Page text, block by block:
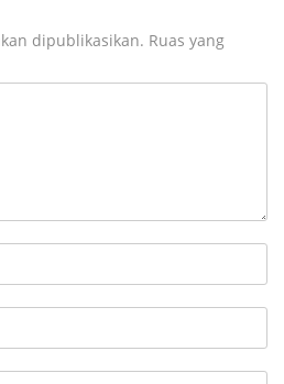
dipublikasikan. Ruas yang